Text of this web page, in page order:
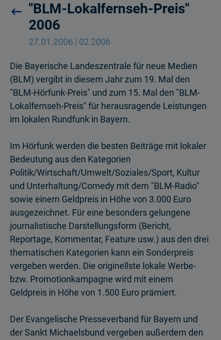
"BLM-Lokalfernseh-Preis"
2006
27.01.2006 | 02 2006
Die Bayerische Landeszentrale für neue Medien
(BLM) vergibt in diesem Jahr zum 19. Mal den
"BLM-Hörfunk-Preis" und zum 15. Mal den "BLM-
Lokalfernseh-Preis" für herausragende Leistungen
im lokalen Rundfunk in Bayern.
Im Hörfunk werden die besten Beiträge mit lokaler
Bedeutung aus den Kategorien
Politik/Wirtschaft/Umwelt/Soziales/Sport, Kultur
und Unterhaltung/Comedy mit dem "BLM-Radio"
sowie einem Geldpreis in Höhe von 3.000 Euro
ausgezeichnet. Für eine besonders gelungene
journalistische Darstellung­sform (Bericht,
Reportage, Kommentar, Feature usw.) aus den drei
thematischen Kategorien kann ein Sonder­preis
vergeben werden. Die originellste lokale Werbe-
bzw. Promotion­kampagne wird mit einem
Geldpreis in Höhe von 1.500 Euro prämiert.
Der Evangelische Presseverband für Bayern und
der Sankt Michaelsbund vergeben außerdem den